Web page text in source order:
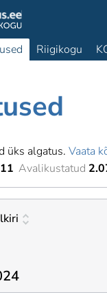
Riigikogu
üks algatus. Vaata
Avalikustatud